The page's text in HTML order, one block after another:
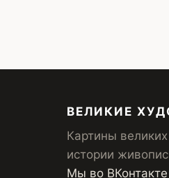
ВЕЛИКИЕ
Картины
истории
Мы во